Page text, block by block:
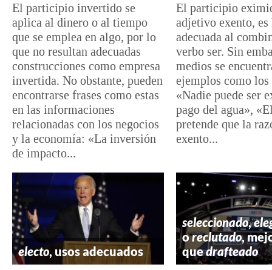
El participio invertido se
aplica al dinero o al tiempo
que se emplea en algo, por lo
que no resultan adecuadas
construcciones como empresa
invertida. No obstante, pueden
encontrarse frases como estas
en las informaciones
relacionadas con los negocios
y la economía: «La inversión
de impacto...
El participio
adjetivo exento,
adecuada al
verbo ser. Sin
medios se
ejemplos como
«Nadie puede ser
pago del agua»,
pretende que la
exento...
electo, usos adecuados
seleccionado,
oreclutado,
quedrafteado